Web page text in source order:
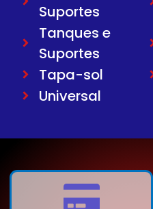
Suportes
Tanques e
Suportes
Tapa-sol
Universal